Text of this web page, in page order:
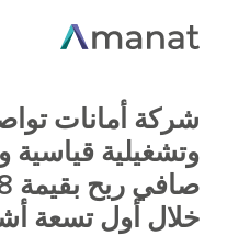
شركة أمانات
وتشغيلية
خلال أول تسعة